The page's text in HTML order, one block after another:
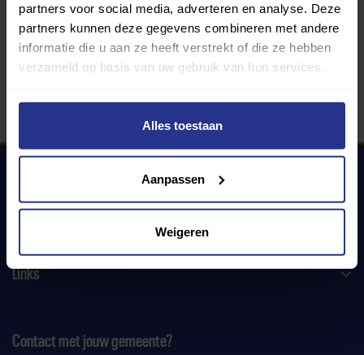
partners voor social media, adverteren en analyse. Deze
partners kunnen deze gegevens combineren met andere
informatie die u aan ze heeft verstrekt of die ze hebben
verzameld op basis van uw gebruik van hun services.
Alles toestaan
Aanpassen
Weigeren
Partners:
Uniek Sporten
Links
Contact met jouw gemeente?